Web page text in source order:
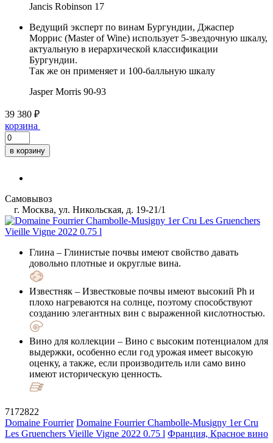
Jancis Robinson 17
Ведущий эксперт по винам Бургундии, Джаспер
Моррис (Master of Wine) использует 5-звездочную шкалу,
актуальную в иерархической классификации
Бургундии.
Так же он применяет и 100-балльную шкалу
Jasper Morris 90-93
39 380 ₽
корзина
в корзину
Самовывоз
г. Москва, ул. Никольская, д. 19-21/1
Глина – Глинистые почвы имеют свойство давать
довольно плотные и округлые вина.
Известняк – Известковые почвы имеют высокий Ph и
плохо нагреваются на солнце, поэтому способствуют
созданию элегантных вин с выраженной кислотностью.
Вино для коллекции – Вино с высоким потенциалом для
выдержки, особенно если год урожая имеет высокую
оценку, а также, если производитель или само вино
имеют историческую ценность.
7172822
Domaine Fourrier Domaine Fourrier Chambolle-Musigny 1er Cru
Les Gruenchers Vieille Vigne 2022 0.75 l Франция, Красное вино